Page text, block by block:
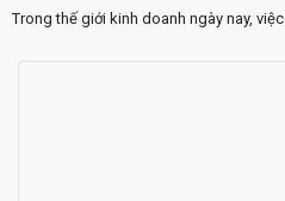
Trong thế giới kinh doanh ngày nay,